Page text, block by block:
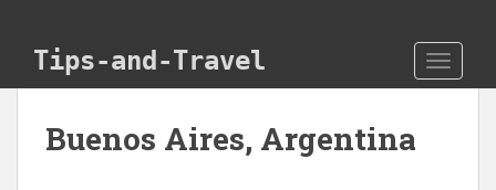
Tips-and-Travel
Buenos Aires, Argentina